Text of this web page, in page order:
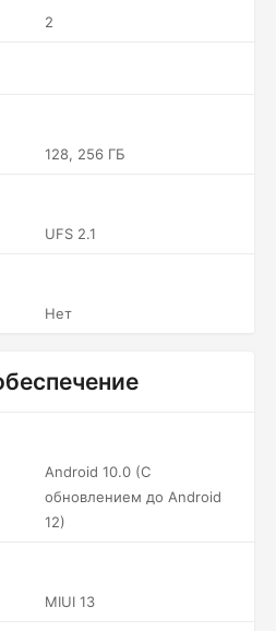
2
128, 256 ГБ
UFS 2.1
Нет
Android 10.0 (С
обновлением до Android
12)
MIUI 13